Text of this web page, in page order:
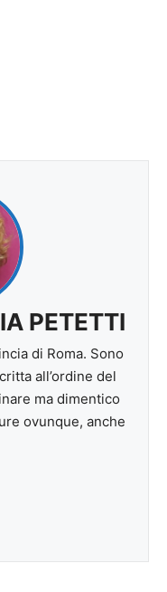
PETETTI
di Roma. Sono
all’ordine del
ma dimentico
ovunque, anche